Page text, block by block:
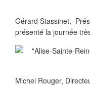
Gérard Stassinet,
présenté la journée
Michel Rouger,